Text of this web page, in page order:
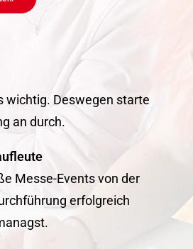
wichtig. Deswegen starte
an durch.
Messe-Events von der
erfolgreich